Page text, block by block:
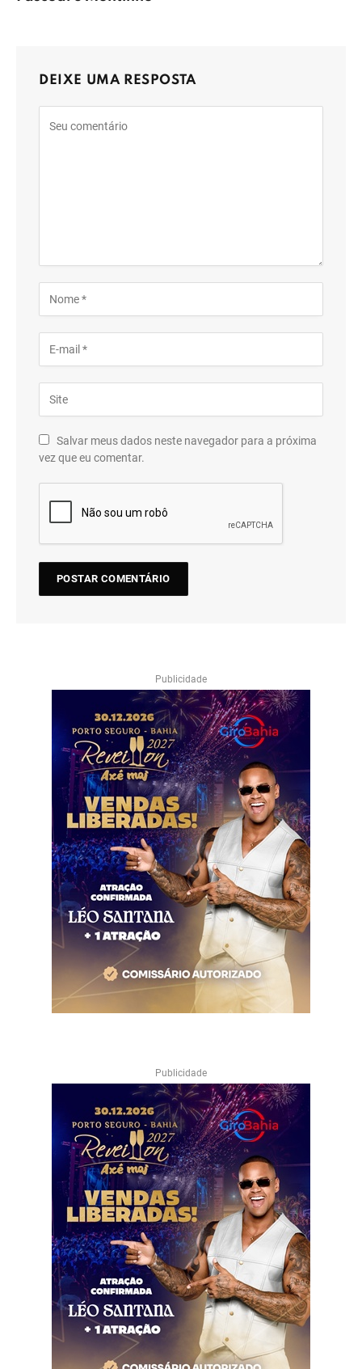
DEIXE UMA RESPOSTA
Salvar meus dados neste navegador para a próxima
vez que eu comentar.
Publicidade
Publicidade